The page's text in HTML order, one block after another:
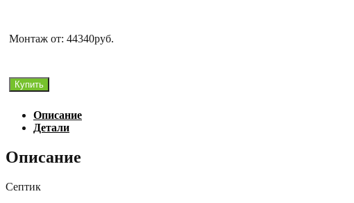
Монтаж от: 44340руб.
Количество
товара
миди
Купить
Описание
Детали
Описание
Септик